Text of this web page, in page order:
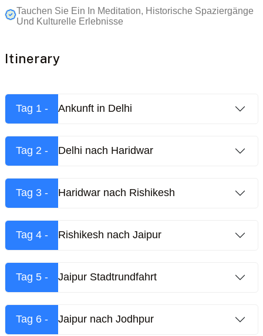
Tauchen Sie Ein In Meditation, Historische Spaziergänge
Und Kulturelle Erlebnisse
Itinerary
Tag 1 - Ankunft in Delhi
Tag 2 - Delhi nach Haridwar
Tag 3 - Haridwar nach Rishikesh
Tag 4 - Rishikesh nach Jaipur
Tag 5 - Jaipur Stadtrundfahrt
Tag 6 - Jaipur nach Jodhpur